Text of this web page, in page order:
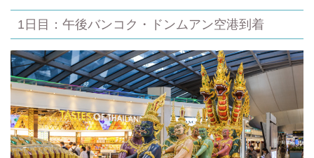
1日目：午後バンコク・ドンムアン空港到着